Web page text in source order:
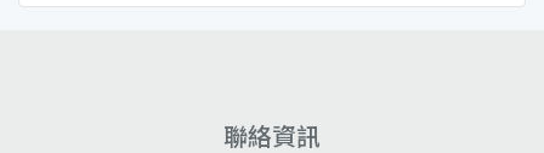
聯絡資訊